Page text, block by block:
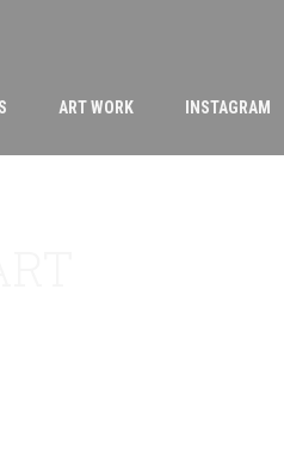
ART WORK INSTAGRAM